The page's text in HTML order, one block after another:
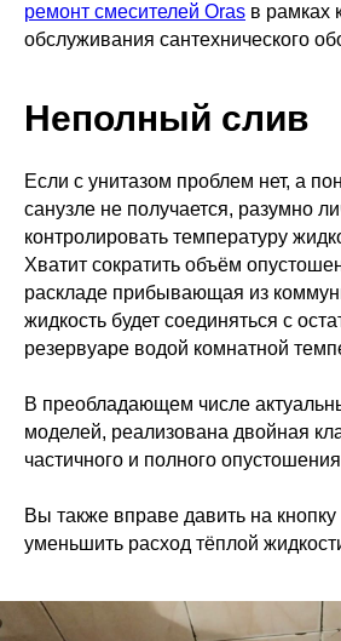
ремонт смесителей Oras в рамках
обслуживания сантехнического
Неполный слив
Если с унитазом проблем нет, а
санузле не получается, разумно
контролировать температуру
Хватит сократить объём
раскладе прибывающая из
жидкость будет соединяться с
резервуаре водой комнатной
В преобладающем числе
моделей, реализована двойная
частичного и полного
Вы также вправе давить на
уменьшить расход тёплой